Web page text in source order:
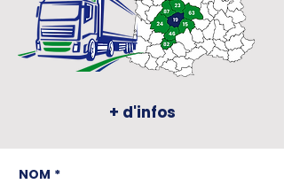
+ d'infos
NOM *